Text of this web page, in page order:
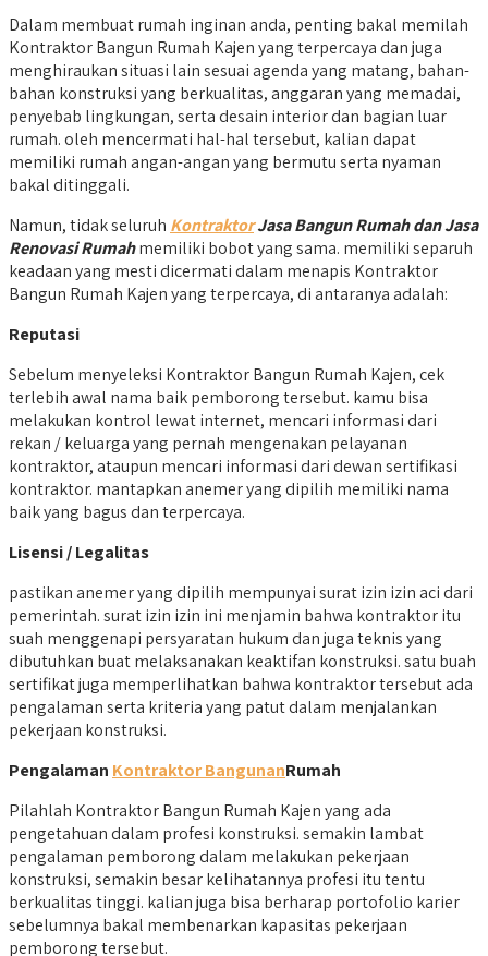
Dalam membuat rumah inginan anda, penting bakal memilah
Kontraktor Bangun Rumah Kajen yang terpercaya dan juga
menghiraukan situasi lain sesuai agenda yang matang, bahan-
bahan konstruksi yang berkualitas, anggaran yang memadai,
penyebab lingkungan, serta desain interior dan bagian luar
rumah. oleh mencermati hal-hal tersebut, kalian dapat
memiliki rumah angan-angan yang bermutu serta nyaman
bakal ditinggali.
Namun, tidak seluruh KontraktorJasa Bangun Rumah dan Jasa
Renovasi Rumahmemiliki bobot yang sama. memiliki separuh
keadaan yang mesti dicermati dalam menapis Kontraktor
Bangun Rumah Kajen yang terpercaya, di antaranya adalah:
Reputasi
Sebelum menyeleksi Kontraktor Bangun Rumah Kajen, cek
terlebih awal nama baik pemborong tersebut. kamu bisa
melakukan kontrol lewat internet, mencari informasi dari
rekan / keluarga yang pernah mengenakan pelayanan
kontraktor, ataupun mencari informasi dari dewan sertifikasi
kontraktor. mantapkan anemer yang dipilih memiliki nama
baik yang bagus dan terpercaya.
Lisensi / Legalitas
pastikan anemer yang dipilih mempunyai surat izin izin aci dari
pemerintah. surat izin izin ini menjamin bahwa kontraktor itu
suah menggenapi persyaratan hukum dan juga teknis yang
dibutuhkan buat melaksanakan keaktifan konstruksi. satu buah
sertifikat juga memperlihatkan bahwa kontraktor tersebut ada
pengalaman serta kriteria yang patut dalam menjalankan
pekerjaan konstruksi.
Pengalaman Kontraktor BangunanRumah
Pilahlah Kontraktor Bangun Rumah Kajen yang ada
pengetahuan dalam profesi konstruksi. semakin lambat
pengalaman pemborong dalam melakukan pekerjaan
konstruksi, semakin besar kelihatannya profesi itu tentu
berkualitas tinggi. kalian juga bisa berharap portofolio karier
sebelumnya bakal membenarkan kapasitas pekerjaan
pemborong tersebut.